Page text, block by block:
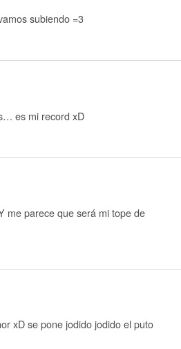
subiendo =3
es mi record xD
me parece que será mi tope de
xD se pone jodido jodido el puto